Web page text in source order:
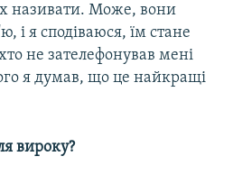
їх називати. Може, вони
і я сподіваюся, їм стане
не зателефонував мені
я думав, що це найкращі
вироку?